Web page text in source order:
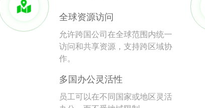
全球资源访问
允许跨国公司在全球范围内统一
访问和共享资源，支持跨区域协
作。
多国办公灵活性
员工可以在不同国家或地区灵活